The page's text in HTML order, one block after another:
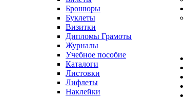
Брошюры
Буклеты
Визитки
Дипломы Грамоты
Журналы
Учебное пособие
Каталоги
Листовки
Лифлеты
Наклейки